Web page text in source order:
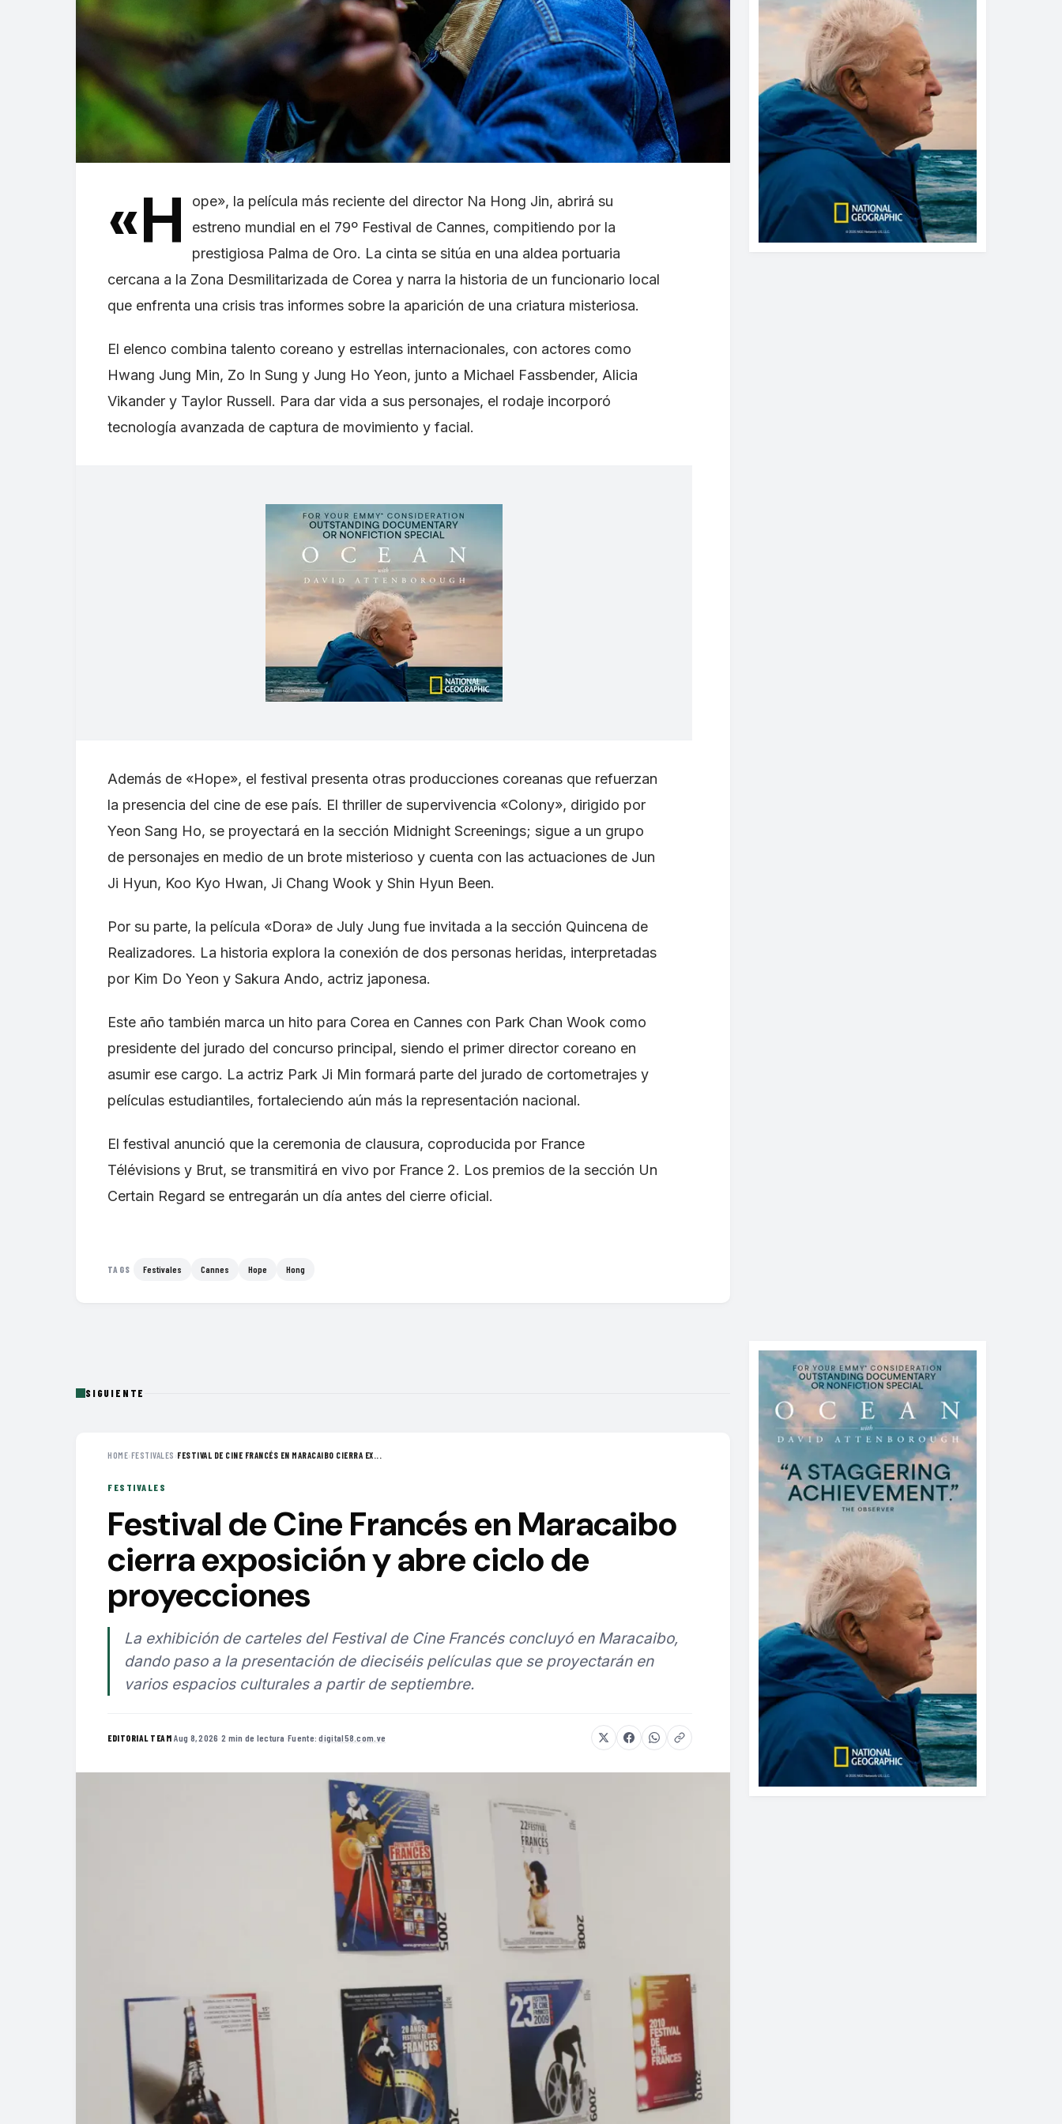
«H
ope», la película más reciente del director Na Hong Jin, abrirá su
estreno mundial en el 79º Festival de Cannes, compitiendo por la
prestigiosa Palma de Oro. La cinta se sitúa en una aldea portuaria
cercana a la Zona Desmilitarizada de Corea y narra la historia de un funcionario local
que enfrenta una crisis tras informes sobre la aparición de una criatura misteriosa.
El elenco combina talento coreano y estrellas internacionales, con actores como
Hwang Jung Min, Zo In Sung y Jung Ho Yeon, junto a Michael Fassbender, Alicia
Vikander y Taylor Russell. Para dar vida a sus personajes, el rodaje incorporó
tecnología avanzada de captura de movimiento y facial.
Además de «Hope», el festival presenta otras producciones coreanas que refuerzan
la presencia del cine de ese país. El thriller de supervivencia «Colony», dirigido por
Yeon Sang Ho, se proyectará en la sección Midnight Screenings; sigue a un grupo
de personajes en medio de un brote misterioso y cuenta con las actuaciones de Jun
Ji Hyun, Koo Kyo Hwan, Ji Chang Wook y Shin Hyun Been.
Por su parte, la película «Dora» de July Jung fue invitada a la sección Quincena de
Realizadores. La historia explora la conexión de dos personas heridas, interpretadas
por Kim Do Yeon y Sakura Ando, actriz japonesa.
Este año también marca un hito para Corea en Cannes con Park Chan Wook como
presidente del jurado del concurso principal, siendo el primer director coreano en
asumir ese cargo. La actriz Park Ji Min formará parte del jurado de cortometrajes y
películas estudiantiles, fortaleciendo aún más la representación nacional.
El festival anunció que la ceremonia de clausura, coproducida por France
Télévisions y Brut, se transmitirá en vivo por France 2. Los premios de la sección Un
Certain Regard se entregarán un día antes del cierre oficial.
TAGS Festivales Cannes Hope Hong
SIGUIENTE
HOME›FESTIVALES ›FESTIVAL DE CINE FRANCÉS EN MARACAIBO CIERRA EX...
FESTIVALES
Festival de Cine Francés en Maracaibo
cierra exposición y abre ciclo de
proyecciones
La exhibición de carteles del Festival de Cine Francés concluyó en Maracaibo,
dando paso a la presentación de dieciséis películas que se proyectarán en
varios espacios culturales a partir de septiembre.
EDITORIAL TEAM·Aug 8, 2026 ·2 min de lectura ·Fuente:digital58.com.ve